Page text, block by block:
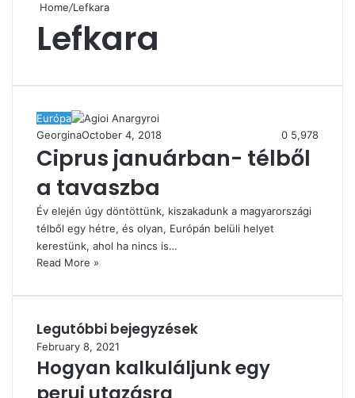
Home/Lefkara
Lefkara
Európa
GeorginaOctober 4, 2018 0 5,978
Ciprus januárban- télből
a tavaszba
Év elején úgy döntöttünk, kiszakadunk a magyarországi
télből egy hétre, és olyan, Európán belüli helyet
kerestünk, ahol ha nincs is…
Read More »
Legutóbbi bejegyzések
February 8, 2021
Hogyan kalkuláljunk egy